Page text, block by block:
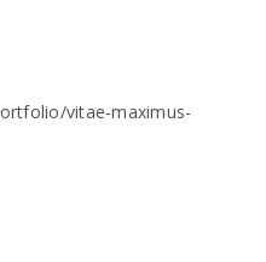
vitae-maximus-